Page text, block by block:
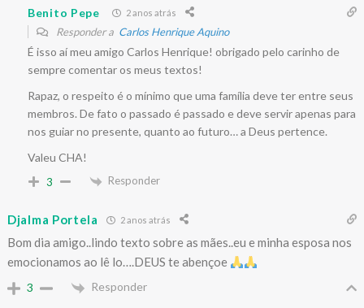
Benito Pepe 2 anos atrás
Responder a Carlos Henrique Aquino
É isso aí meu amigo Carlos Henrique! obrigado pelo carinho de
sempre comentar os meus textos!
Rapaz, o respeito é o mínimo que uma família deve ter entre seus
membros. De fato o passado é passado e deve servir apenas para
nos guiar no presente, quanto ao futuro… a Deus pertence.
Valeu CHA!
3 Responder
Djalma Portela 2 anos atrás
Bom dia amigo..lindo texto sobre as mães..eu e minha esposa nos
emocionamos ao lê lo….DEUS te abençoe
3 Responder